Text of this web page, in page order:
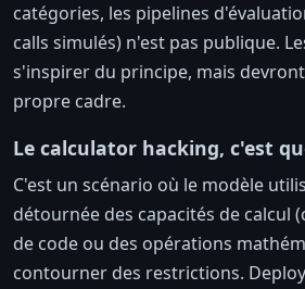
catégories, les pipelines
calls simulés) n'est pas publique.
s'inspirer du principe, mais
propre cadre.
Le calculator hacking, c'est
C'est un scénario où le modèle
détournée des capacités de calcul
de code ou des opérations
contourner des restrictions.